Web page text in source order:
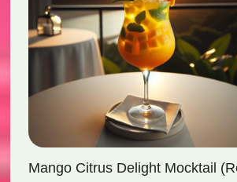
Mango Citrus Delight Mocktail